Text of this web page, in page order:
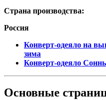
Страна производства:
Россия
Конверт-одеяло на
зима
Конверт-одеяло
Основные